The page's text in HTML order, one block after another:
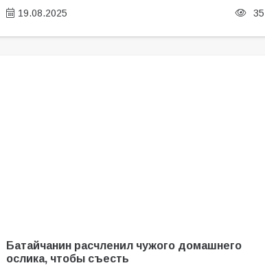
19.08.2025
Батайчанин расчленил чужого домашнего
ослика, чтобы съесть